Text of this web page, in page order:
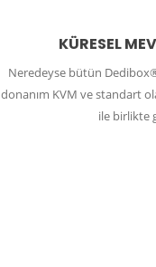
KÜRESEL
Neredeyse bütün
donanım KVM ve standart
ile birlikte